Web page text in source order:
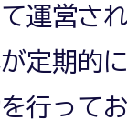
運営さ
定期的
行って